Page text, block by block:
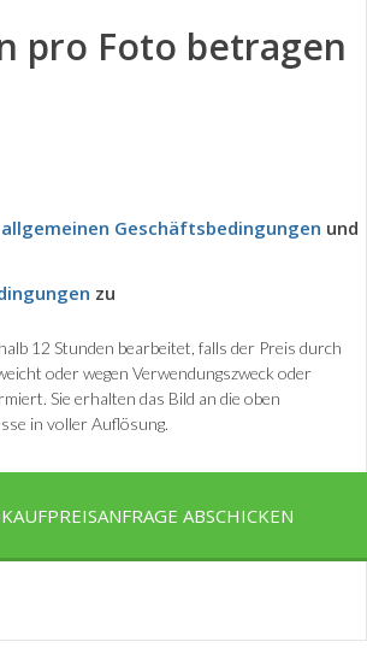
pro Foto betragen
allgemeinen Geschäftsbedingungen und
zu
12 Stunden bearbeitet, falls der Preis durch
oder wegen Verwendungszweck oder
Sie erhalten das Bild an die oben
in voller Auflösung.
ABSCHICKEN